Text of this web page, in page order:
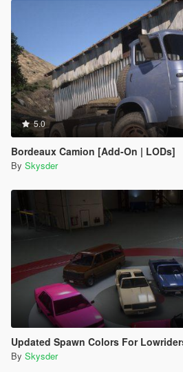
5.0
Bordeaux Camion [Add-On | LODs]
By Skysder
Updated Spawn Colors For
By Skysder